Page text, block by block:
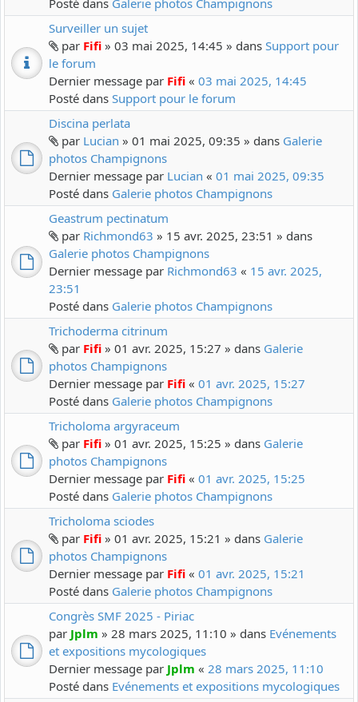
Posté dans Galerie photos Champignons
Surveiller un sujet
par Fifi » 03 mai 2025, 14:45 » dans Support pour
le forum
Dernier message par Fifi « 03 mai 2025, 14:45
Posté dans Support pour le forum
Discina perlata
par Lucian » 01 mai 2025, 09:35 » dans Galerie
photos Champignons
Dernier message par Lucian « 01 mai 2025, 09:35
Posté dans Galerie photos Champignons
Geastrum pectinatum
par Richmond63 » 15 avr. 2025, 23:51 » dans
Galerie photos Champignons
Dernier message par Richmond63 « 15 avr. 2025,
23:51
Posté dans Galerie photos Champignons
Trichoderma citrinum
par Fifi » 01 avr. 2025, 15:27 » dans Galerie
photos Champignons
Dernier message par Fifi « 01 avr. 2025, 15:27
Posté dans Galerie photos Champignons
Tricholoma argyraceum
par Fifi » 01 avr. 2025, 15:25 » dans Galerie
photos Champignons
Dernier message par Fifi « 01 avr. 2025, 15:25
Posté dans Galerie photos Champignons
Tricholoma sciodes
par Fifi » 01 avr. 2025, 15:21 » dans Galerie
photos Champignons
Dernier message par Fifi « 01 avr. 2025, 15:21
Posté dans Galerie photos Champignons
Congrès SMF 2025 - Piriac
par Jplm » 28 mars 2025, 11:10 » dans Evénements
et expositions mycologiques
Dernier message par Jplm « 28 mars 2025, 11:10
Posté dans Evénements et expositions mycologiques